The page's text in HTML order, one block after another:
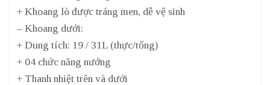
+ Khoang lò được tráng men, dễ vệ sinh
– Khoang dưới:
+ Dung tích: 19 / 31L (thực/tổng)
+ 04 chức năng nướng
+ Thanh nhiệt trên và dưới